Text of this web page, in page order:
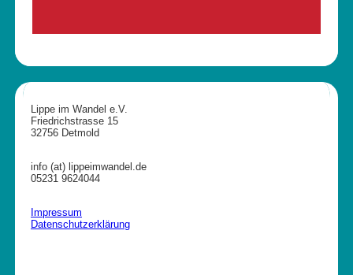
Lippe im Wandel e.V.
Friedrichstrasse 15
32756 Detmold
info (at) lippeimwandel.de
05231 9624044
Impressum
Datenschutzerklärung